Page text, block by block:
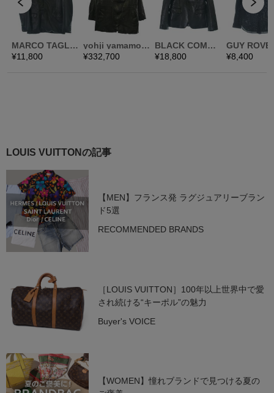
LOUIS VUITTONの記事
【MEN】フランス発 ラグジュアリーブラン
ド5選
RECOMMENDED BRANDS
［LOUIS VUITTON］100年以上世界中で愛
され続ける“キーポル”の魅力
Buyer's VOICE
【WOMEN】憧れブランドで見つける夏の